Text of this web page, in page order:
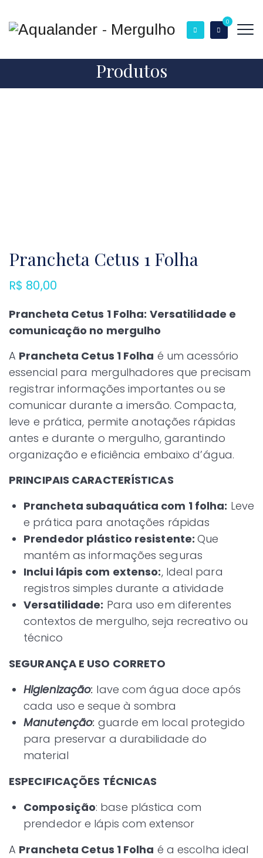
0
Produtos
Prancheta Cetus 1 Folha
R$ 80,00
Prancheta Cetus 1 Folha: Versatilidade e
comunicação no mergulho
A Prancheta Cetus 1 Folha é um acessório
essencial para mergulhadores que precisam
registrar informações importantes ou se
comunicar durante a imersão. Compacta,
leve e prática, permite anotações rápidas
antes e durante o mergulho, garantindo
organização e eficiência embaixo d’água.
PRINCIPAIS CARACTERÍSTICAS
Prancheta subaquática com 1 folha: Leve
e prática para anotações rápidas
Prendedor plástico resistente:Que
mantém as informações seguras
Inclui lápis com extenso:, Ideal para
registros simples durante a atividade
Versatilidade: Para uso em diferentes
contextos de mergulho, seja recreativo ou
técnico
SEGURANÇA E USO CORRETO
Higienização: lave com água doce após
cada uso e seque à sombra
Manutenção: guarde em local protegido
para preservar a durabilidade do
material
ESPECIFICAÇÕES TÉCNICAS
Composição: base plástica com
prendedor e lápis com extensor
A Prancheta Cetus 1 Folha é a escolha ideal